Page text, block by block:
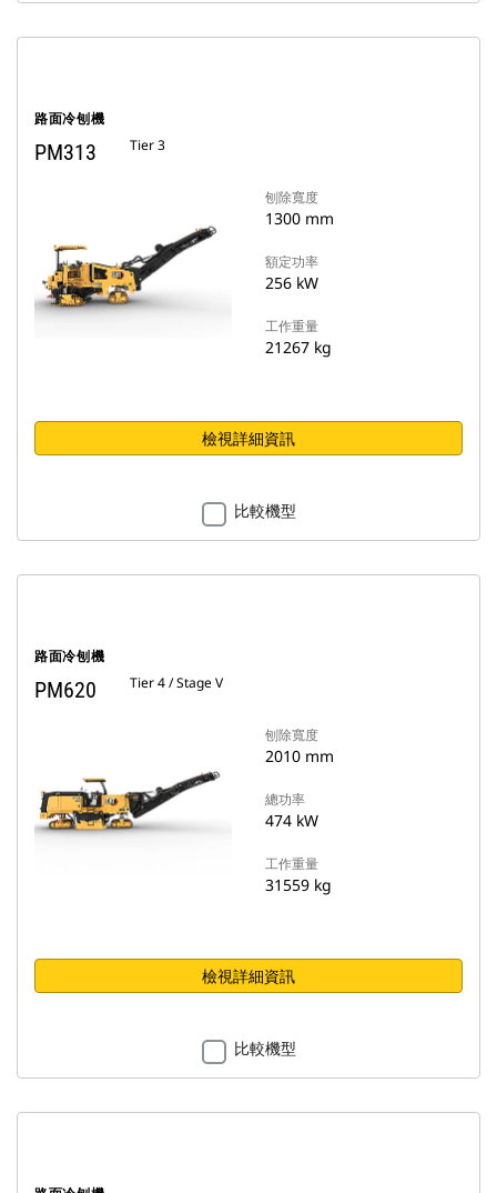
路面冷刨機
PM313 Tier 3
刨除寬度
1300 mm
額定功率
256 kW
工作重量
21267 kg
檢視詳細資訊
比較機型
路面冷刨機
PM620 Tier 4 / Stage V
刨除寬度
2010 mm
總功率
474 kW
工作重量
31559 kg
檢視詳細資訊
比較機型